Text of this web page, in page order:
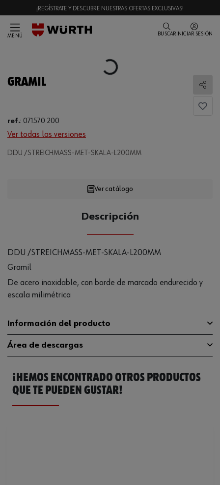
¡REGÍSTRATE Y DESCUBRE NUESTRAS OFERTAS EXCLUSIVAS!
MENÚ BUSCAR INICIAR SESIÓN
Loading...
GRAMIL
ref.: 071570 200
Ver todas las versiones
DDU /STREICHMASS-MET-SKALA-L200MM
Ver catálogo
Descripción
DDU /STREICHMASS-MET-SKALA-L200MM
Gramil
De acero inoxidable, con borde de marcado endurecido y
escala milimétrica
Información del producto
Superficie PL
Rango de medición máximo de
Área de descargas
Catálogo General 071570200
¡HEMOS ENCONTRADO OTROS PRODUCTOS
QUE TE PUEDEN GUSTAR!